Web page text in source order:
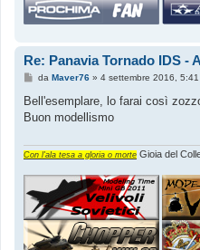
Re: Panavia Tornado IDS -
M
s
a
i
da Maver76» 4 settembre 2016, 5:41
Bell'esemplare, lo farai così
Buon modellismo
Con l'ala tesa a gloria o morte Gioia del